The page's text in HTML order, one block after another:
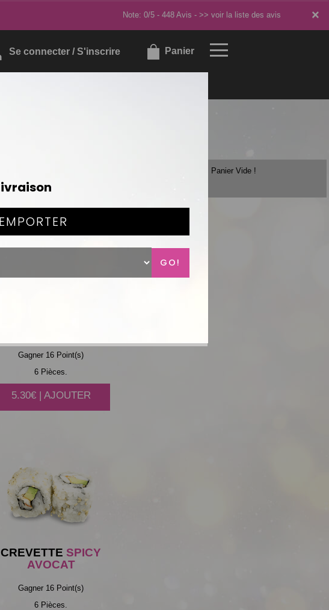
×
Note: 0/5 - 448 Avis - >> voir la liste des avis
Se connecter / S'inscrire Panier
×
Gagner 16 Point(s)
6 Pièces.
5.30€ | AJOUTER
CREVETTE SPICY
AVOCAT
Gagner 16 Point(s)
6 Pièces.
Panier Vide !